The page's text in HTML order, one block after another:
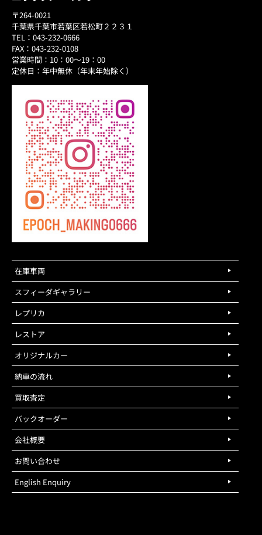
〒264-0021
千葉県千葉市若葉区若松町２２３１
TEL：043-232-0666
FAX：043-232-0108
営業時間：10：00～19：00
定休日：年中無休（年末年始除く）
在庫車両
スフィーダギャラリー
レプリカ
レストア
オリジナルカー
納車の流れ
買取査定
バックオーダー
会社概要
お問い合わせ
English Enquiry